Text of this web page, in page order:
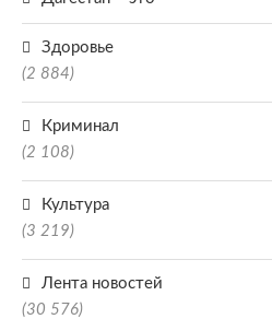
Здоровье
(2 884)
Криминал
(2 108)
Культура
(3 219)
Лента новостей
(30 576)